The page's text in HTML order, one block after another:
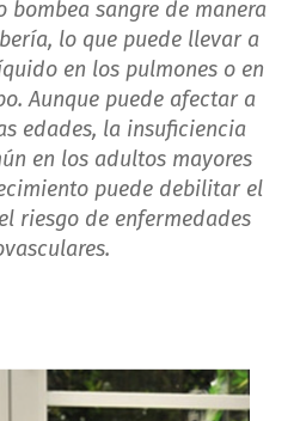
bombea sangre de manera
lo que puede llevar a
en los pulmones o en
Aunque puede afectar a
edades, la insuficiencia
en los adultos mayores
puede debilitar el
riesgo de enfermedades